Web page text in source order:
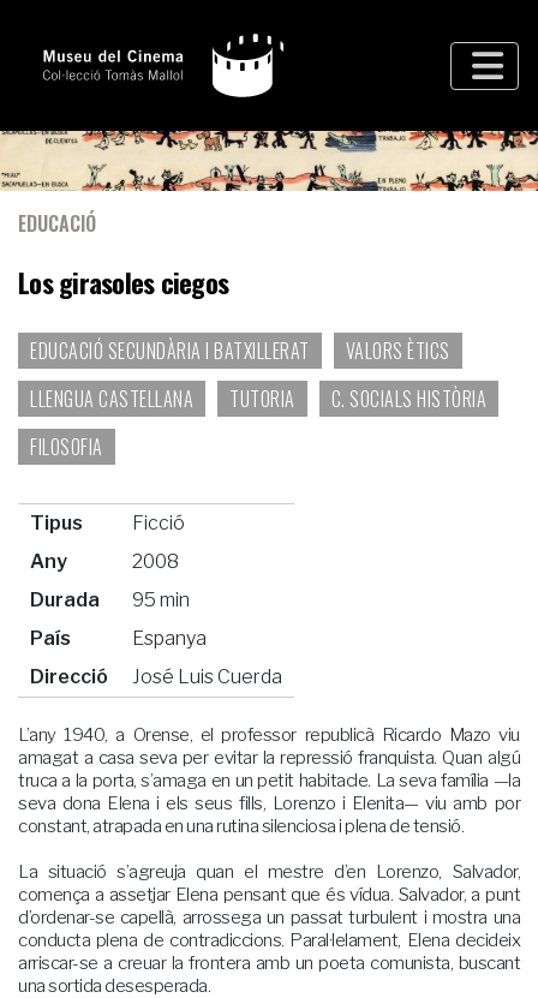
EDUCACIÓ
Los girasoles ciegos
EDUCACIÓ SECUNDÀRIA I BATXILLERAT
VALORS ÈTICS
LLENGUA CASTELLANA
TUTORIA
C. SOCIALS HISTÒRIA
FILOSOFIA
Tipus
Ficció
Any
2008
Durada
95 min
País
Espanya
Direcció
José Luis Cuerda
L’any 1940, a Orense, el professor republicà Ricardo Mazo viu
amagat a casa seva per evitar la repressió franquista. Quan algú
truca a la porta, s’amaga en un petit habitacle. La seva família —la
seva dona Elena i els seus fills, Lorenzo i Elenita— viu amb por
constant, atrapada en una rutina silenciosa i plena de tensió.
La situació s’agreuja quan el mestre d’en Lorenzo, Salvador,
comença a assetjar Elena pensant que és vídua. Salvador, a punt
d’ordenar-se capellà, arrossega un passat turbulent i mostra una
conducta plena de contradiccions. Paral·lelament, Elena decideix
arriscar-se a creuar la frontera amb un poeta comunista, buscant
una sortida desesperada.